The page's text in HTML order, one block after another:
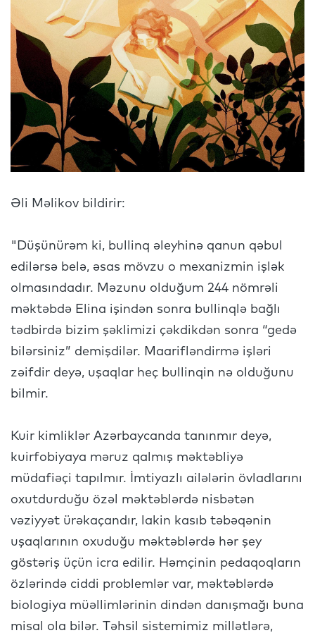
Əli Məlikov bildirir:
"Düşünürəm ki, bullinq əleyhinə qanun qəbul
edilərsə belə, əsas mövzu o mexanizmin işlək
olmasındadır. Məzunu olduğum 244 nömrəli
məktəbdə Elina işindən sonra bullinqlə bağlı
tədbirdə bizim şəklimizi çəkdikdən sonra “gedə
bilərsiniz” demişdilər. Maarifləndirmə işləri
zəifdir deyə, uşaqlar heç bullinqin nə olduğunu
bilmir.
Kuir kimliklər Azərbaycanda tanınmır deyə,
kuirfobiyaya məruz qalmış məktəbliyə
müdafiəçi tapılmır. İmtiyazlı ailələrin övladlarını
oxutdurduğu özəl məktəblərdə nisbətən
vəziyyət ürəkaçandır, lakin kasıb təbəqənin
uşaqlarının oxuduğu məktəblərdə hər şey
göstəriş üçün icra edilir. Həmçinin pedaqoqların
özlərində ciddi problemlər var, məktəblərdə
biologiya müəllimlərinin dindən danışmağı buna
misal ola bilər. Təhsil sistemimiz millətlərə,